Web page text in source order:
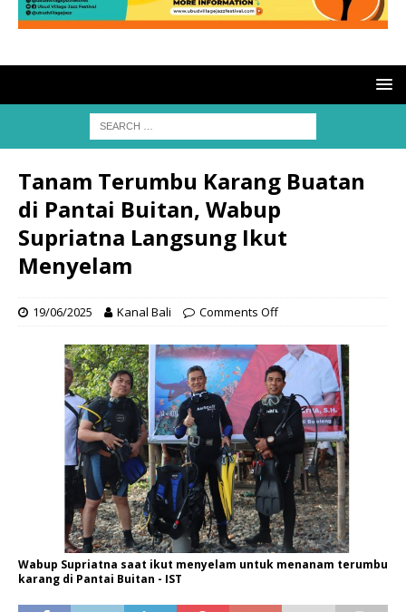
Tanam Terumbu Karang Buatan
di Pantai Buitan, Wabup
Supriatna Langsung Ikut
Menyelam
19/06/2025 Kanal Bali Comments Off
Wabup Supriatna saat ikut menyelam untuk menanam terumbu
karang di Pantai Buitan - IST